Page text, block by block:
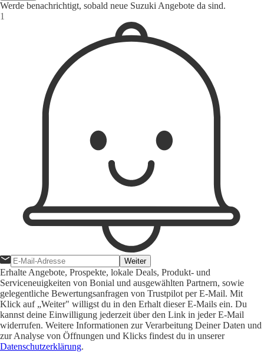
Werde benachrichtigt, sobald neue Suzuki Angebote da sind.
Weiter
Erhalte Angebote, Prospekte, lokale Deals, Produkt- und
Serviceneuigkeiten von Bonial und ausgewählten Partnern, sowie
gelegentliche Bewertungsanfragen von Trustpilot per E-Mail. Mit
Klick auf „Weiter" willigst du in den Erhalt dieser E-Mails ein. Du
kannst deine Einwilligung jederzeit über den Link in jeder E-Mail
widerrufen. Weitere Informationen zur Verarbeitung Deiner Daten und
zur Analyse von Öffnungen und Klicks findest du in unserer
Datenschutzerklärung.